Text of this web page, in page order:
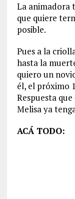
La animadora
que quiere
posible.
Pues a la
hasta la
quiero un
él, el próximo
Respuesta
Melisa ya
ACÁ TODO: